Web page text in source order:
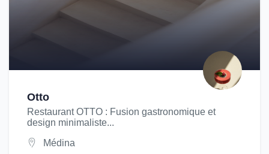
Otto
Restaurant OTTO : Fusion gastronomique et
design minimaliste...
Médina